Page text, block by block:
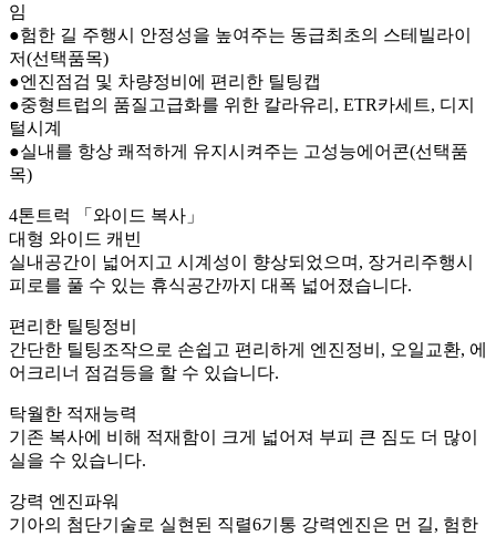
임
●험한 길 주행시 안정성을 높여주는 동급최초의 스테빌라이
저(선택품목)
●엔진점검 및 차량정비에 편리한 틸팅캡
●중형트럽의 품질고급화를 위한 칼라유리, ETR카세트, 디지
털시계
●실내를 항상 쾌적하게 유지시켜주는 고성능에어콘(선택품
목)
4톤트럭 「와이드 복사」
대형 와이드 캐빈
실내공간이 넓어지고 시계성이 향상되었으며, 장거리주행시
피로를 풀 수 있는 휴식공간까지 대폭 넓어졌습니다.
편리한 틸팅정비
간단한 틸팅조작으로 손쉽고 편리하게 엔진정비, 오일교환, 에
어크리너 점검등을 할 수 있습니다.
탁월한 적재능력
기존 복사에 비해 적재함이 크게 넓어져 부피 큰 짐도 더 많이
실을 수 있습니다.
강력 엔진파워
기아의 첨단기술로 실현된 직렬6기통 강력엔진은 먼 길, 험한